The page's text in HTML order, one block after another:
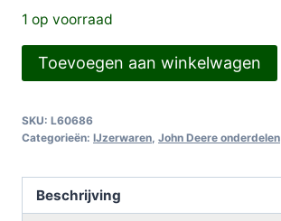
1 op voorraad
L60686
Stang
Toevoegen aan winkelwagen
SKU: L60686
Categorieën: IJzerwaren John Deere onderdelen
Beschrijving